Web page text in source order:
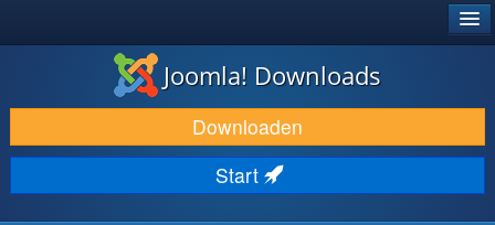
DOWNLOAD & BREID UIT
ONTDEK & LEER
COMMUNITY & ONDERSTEUNING
Joomla! Downloads
Downloaden
Start